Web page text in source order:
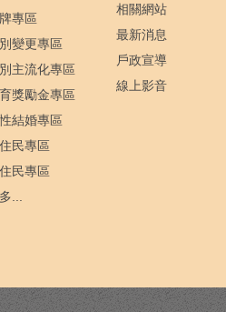
專區
變更專區
主流化專區
獎勵金專區
結婚專區
民專區
民專區
...
相關網站
最新消息
戶政宣導
線上影音